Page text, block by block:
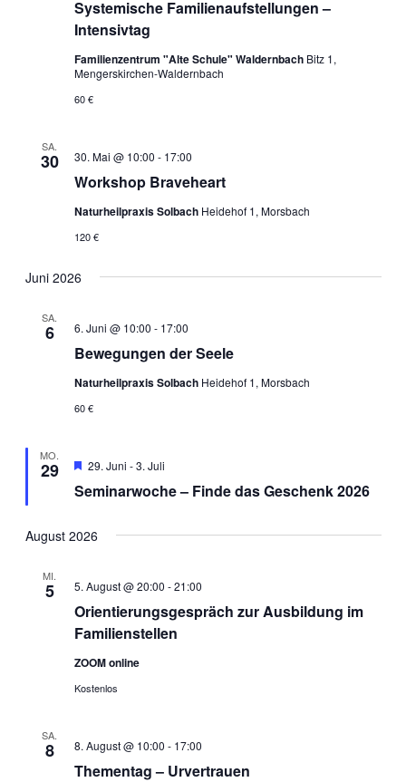
Systemische Familienaufstellungen –
Intensivtag
Familienzentrum "Alte Schule" Waldernbach Bitz 1,
Mengerskirchen-Waldernbach
60 €
SA.
30
Workshop Braveheart
30. Mai @ 10:00 - 17:00
Naturheilpraxis Solbach Heidehof 1, Morsbach
120 €
Juni 2026
SA.
6
Bewegungen der Seele
6. Juni @ 10:00 - 17:00
Naturheilpraxis Solbach Heidehof 1, Morsbach
60 €
MO.
29
Seminarwoche – Finde das Geschenk 2026
Hervorgehoben
29. Juni -3. Juli
August 2026
MI.
5
Orientierungsgespräch zur Ausbildung im
Familienstellen
5. August @ 20:00 -21:00
ZOOM online
Kostenlos
SA.
8
Thementag – Urvertrauen
8. August @ 10:00 - 17:00